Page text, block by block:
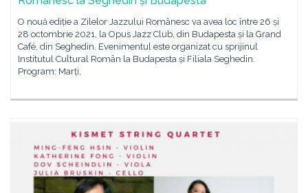
O nouă ediție a Zilelor Jazzului Românesc va avea loc între 26 și
28 octombrie 2021, la Opus Jazz Club, din Budapesta și la Grand
Café, din Seghedin. Evenimentul este organizat cu sprijinul
Institutul Cultural Român la Budapesta și Filiala Seghedin.
Program: Marți,